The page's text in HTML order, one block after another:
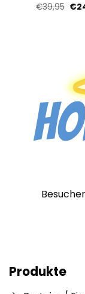
€39,95 €
Produkte